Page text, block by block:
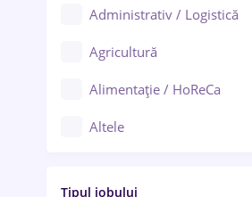
Ploiești
Administrativ / Logistică
Agricultură
Alimentație / HoReCa
Altele
Tipul jobului